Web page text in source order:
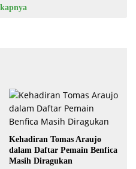
Kehadiran Tomas Araujo
dalam Daftar Pemain Benfica
Masih Diragukan